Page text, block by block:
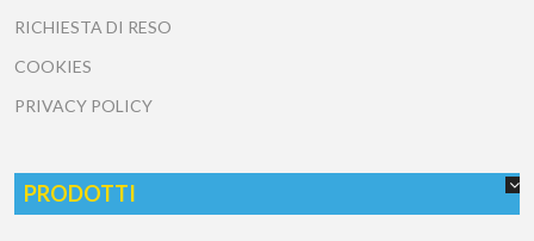
RICHIESTA DI RESO
COOKIES
PRIVACY POLICY
PRODOTTI